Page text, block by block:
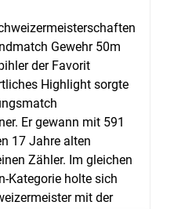
Gewehr 50m
der Favorit
Highlight sorgte
Er gewann mit 591
17 Jahre alten
Zähler. Im gleichen
Kategorie holte sich
mit der